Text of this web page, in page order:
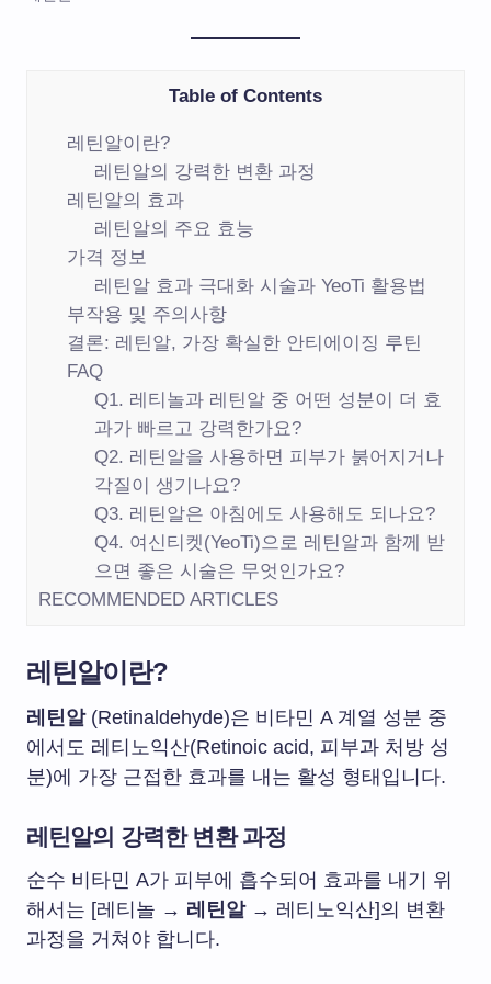
Table of Contents
레틴알이란?
레틴알의 강력한 변환 과정
레틴알의 효과
레틴알의 주요 효능
가격 정보
레틴알 효과 극대화 시술과 YeoTi 활용법
부작용 및 주의사항
결론: 레틴알, 가장 확실한 안티에이징 루틴
FAQ
Q1. 레티놀과 레틴알 중 어떤 성분이 더 효
과가 빠르고 강력한가요?
Q2. 레틴알을 사용하면 피부가 붉어지거나
각질이 생기나요?
Q3. 레틴알은 아침에도 사용해도 되나요?
Q4. 여신티켓(YeoTi)으로 레틴알과 함께 받
으면 좋은 시술은 무엇인가요?
RECOMMENDED ARTICLES
레틴알이란?
레틴알(Retinaldehyde)은 비타민 A 계열 성분 중
에서도 레티노익산(Retinoic acid, 피부과 처방 성
분)에 가장 근접한 효과를 내는 활성 형태입니다.
레틴알의 강력한 변환 과정
순수 비타민 A가 피부에 흡수되어 효과를 내기 위
해서는 [레티놀 → 레틴알→ 레티노익산]의 변환
과정을 거쳐야 합니다.